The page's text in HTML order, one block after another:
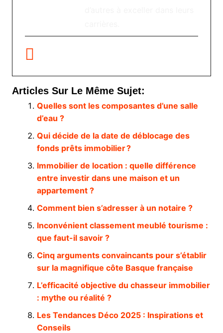
Articles Sur Le Même Sujet:
Quelles sont les composantes d’une salle
d’eau ?
Qui décide de la date de déblocage des
fonds prêts immobilier ?
Immobilier de location : quelle différence
entre investir dans une maison et un
appartement ?
Comment bien s’adresser à un notaire ?
Inconvénient classement meublé tourisme :
que faut-il savoir ?
Cinq arguments convaincants pour s’établir
sur la magnifique côte Basque française
L’efficacité objective du chasseur immobilier
: mythe ou réalité ?
Les Tendances Déco 2025 : Inspirations et
Conseils